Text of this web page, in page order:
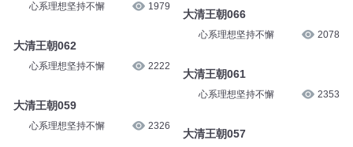
心系理想坚持不懈 1979
大清王朝062
心系理想坚持不懈 2222
大清王朝059
心系理想坚持不懈 2326
大清王朝066
心系理想坚持不懈 2078
大清王朝061
心系理想坚持不懈 2353
大清王朝057